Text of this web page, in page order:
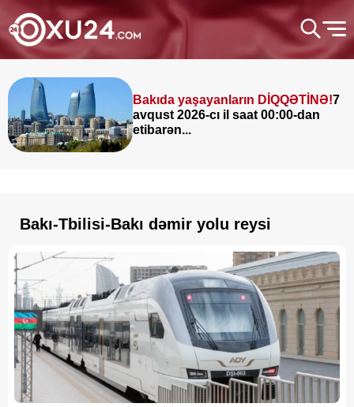
Bakıda yaşayanların DİQQƏTİNƏ!7
avqust 2026-cı il saat 00:00-dan
etibarən...
Bakı-Tbilisi-Bakı dəmir yolu reysi